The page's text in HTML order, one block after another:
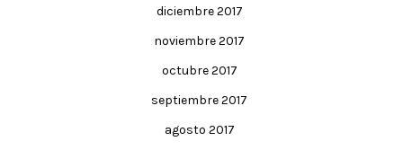
diciembre 2017
noviembre 2017
octubre 2017
septiembre 2017
agosto 2017